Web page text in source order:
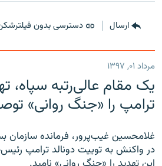
ارسال دسترسی بدون
مرداد ۰۱, ۱۳۹۷
یک مقام عالی‌رتبه سپاه،
ترامپ را «جنگ روانی»
غلامحسین غیب‌پرور، فرمانده
در واکنش به توییت دونالد ترامپ